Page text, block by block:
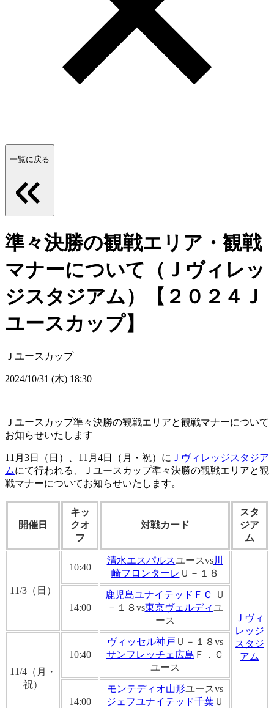
一覧に戻る
準々決勝の観戦エリア・観戦
マナーについて（Ｊヴィレッ
ジスタジアム）【２０２４Ｊ
ユースカップ】
Ｊユースカップ
2024/10/31 (木) 18:30
Ｊユースカップ準々決勝の観戦エリアと観戦マナーについて
お知らせいたします
11月3日（日）、11月4日（月・祝）に Ｊヴィレッジスタジア
ムにて行われる、Ｊユースカップ準々決勝の観戦エリアと観
戦マナーについてお知らせいたします。
開催日
キッ
クオ
フ
対戦カード
スタ
ジア
ム
11/3（日）
10:40
清水エスパルスユースvs川
崎フロンターレ Ｕ－１８
Ｊヴィ
レッジ
スタジ
アム
14:00
鹿児島ユナイテッドＦＣ
Ｕ
－１８vs東京ヴェルディユ
ース
11/4（月・
祝）
10:40
ヴィッセル神戸 Ｕ－１８vs
サンフレッチェ広島 Ｆ．Ｃ
ユース
14:00
モンテディオ山形ユースvs
ジェフユナイテッド千葉Ｕ